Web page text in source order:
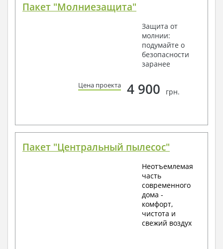
Пакет "Молниезащита"
Защита от
молнии:
подумайте о
безопасности
заранее
Цена проекта 4 900 грн.
Пакет "Центральный пылесос"
Неотъемлемая
часть
современного
дома -
комфорт,
чистота и
свежий воздух